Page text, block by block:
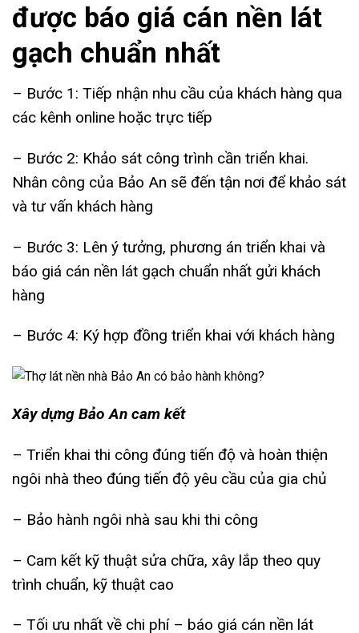
được báo giá cán nền lát
gạch chuẩn nhất
– Bước 1: Tiếp nhận nhu cầu của khách hàng qua
các kênh online hoặc trực tiếp
– Bước 2: Khảo sát công trình cần triển khai.
Nhân công của Bảo An sẽ đến tận nơi để khảo sát
và tư vấn khách hàng
– Bước 3: Lên ý tưởng, phương án triển khai và
báo giá cán nền lát gạch chuẩn nhất gửi khách
hàng
– Bước 4: Ký hợp đồng triển khai với khách hàng
Xây dựng Bảo An cam kết
– Triển khai thi công đúng tiến độ và hoàn thiện
ngôi nhà theo đúng tiến độ yêu cầu của gia chủ
– Bảo hành ngôi nhà sau khi thi công
– Cam kết kỹ thuật sửa chữa, xây lắp theo quy
trình chuẩn, kỹ thuật cao
– Tối ưu nhất về chi phí – báo giá cán nền lát